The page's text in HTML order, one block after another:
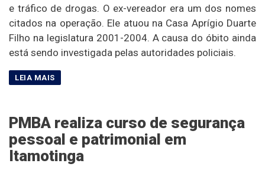
e tráfico de drogas. O ex-vereador era um dos nomes
citados na operação. Ele atuou na Casa Aprígio Duarte
Filho na legislatura 2001-2004. A causa do óbito ainda
está sendo investigada pelas autoridades policiais.
PMBA realiza curso de segurança
pessoal e patrimonial em
Itamotinga